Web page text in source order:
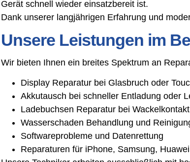
Gerät schnell wieder einsatzbereit ist.
Dank unserer langjährigen Erfahrung und
Unsere Leistungen im
Wir bieten Ihnen ein breites Spektrum an
Display Reparatur bei Glasbruch oder
Akkutausch bei schneller Entladung oder
Ladebuchsen Reparatur bei
Wasserschaden Behandlung und
Softwareprobleme und Datenrettung
Reparaturen für iPhone, Samsung,